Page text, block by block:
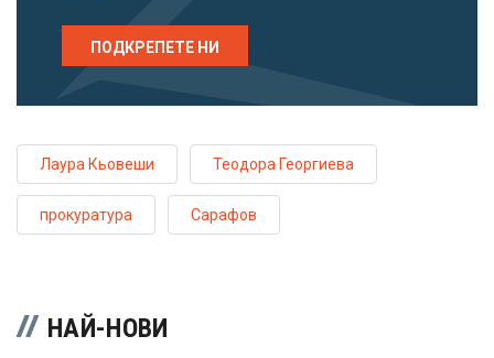
ПОДКРЕПЕТЕ НИ
Лаура Кьовеши Теодора Георгиева
прокуратура Сарафов
НАЙ-НОВИ